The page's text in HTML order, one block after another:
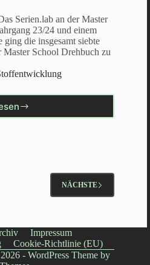
Serien.lab an der Master
23/24 und einem
ging die insgesamt siebte
Master School Drehbuch zu
NÄCHSTE
Impressum
Cookie-Richtlinie (EU)
- WordPress Theme by